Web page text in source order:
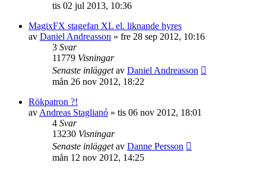
tis 02 jul 2013, 10:36
MagixFX stagefan XL el. liknande hyres
av Daniel Andreasson » fre 28 sep 2012, 10:16
3 Svar
11779 Visningar
Senaste inläggetav Daniel Andreasson
mån 26 nov 2012, 18:22
Rökpatron ?!
av Andreas Staglianó » tis 06 nov 2012, 18:01
4 Svar
13230 Visningar
Senaste inläggetav Danne Persson
mån 12 nov 2012, 14:25